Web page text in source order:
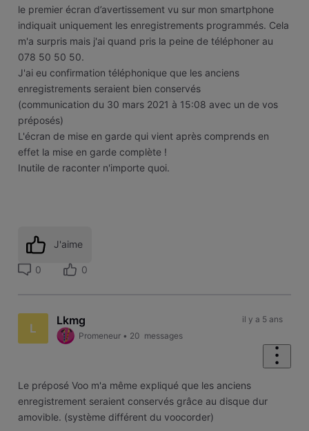
le premier écran d’avertissement vu sur mon smartphone
indiquait uniquement les enregistrements programmés. Cela
m'a surpris mais j'ai quand pris la peine de téléphoner au
078 50 50 50.
J'ai eu confirmation téléphonique que les anciens
enregistrements seraient bien conservés
(communication du 30 mars 2021 à 15:08 avec un de vos
préposés)
L'écran de mise en garde qui vient après comprends en
effet la mise en garde complète !
Inutile de raconter n'importe quoi.
J'aime
0 0
L
Lkmg
Promeneur • 20 messages
il y a 5 ans
Le préposé Voo m'a même expliqué que les anciens
enregistrement seraient conservés grâce au disque dur
amovible. (système différent du voocorder)